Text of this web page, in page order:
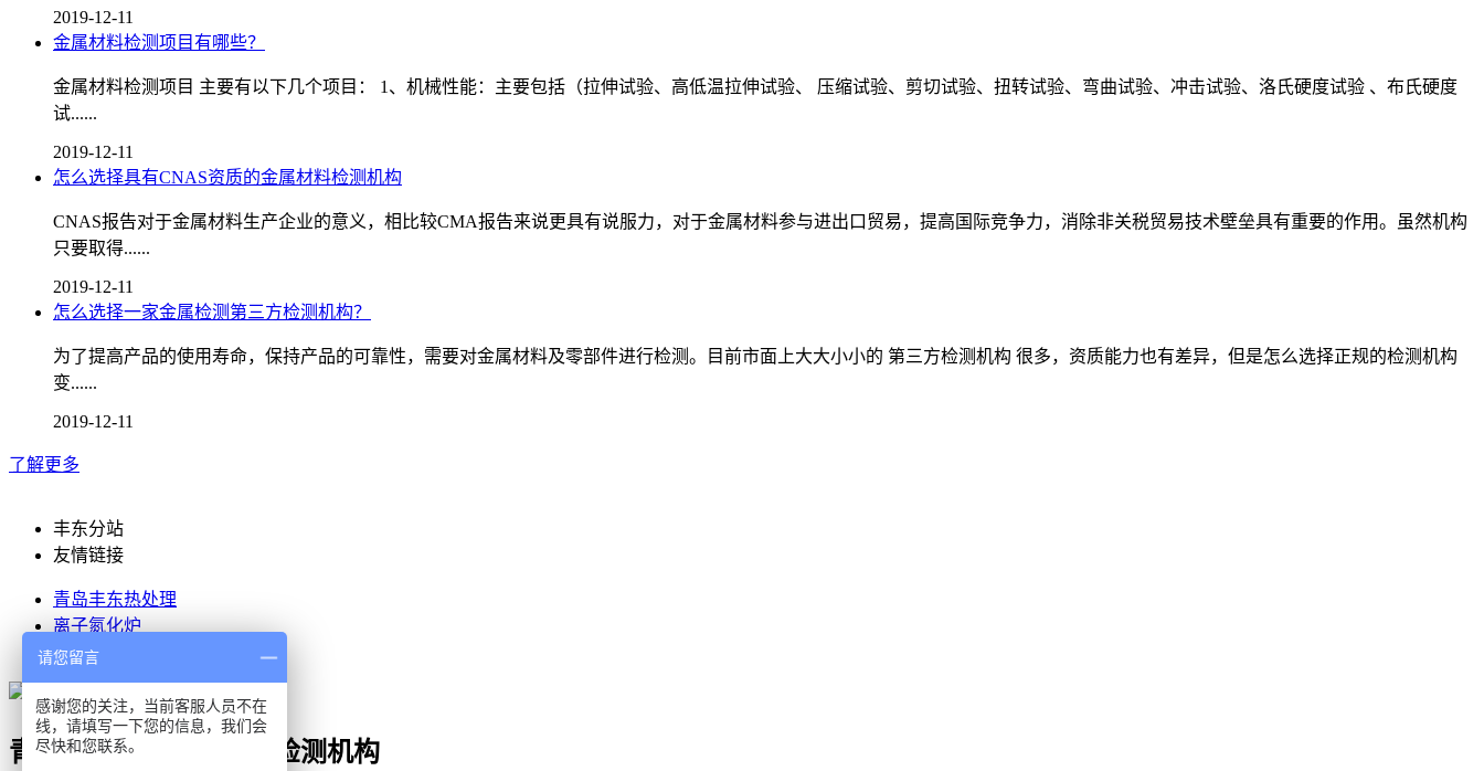
2019-12-11
金属材料检测项目有哪些？
金属材料检测项目 主要有以下几个项目： 1、机械性能：主要包括（拉伸试验、高低温拉伸试验、 压缩试验、剪切试验、扭转试验、弯曲试验、冲击试验、洛氏硬度试验 、布氏硬度
试......
2019-12-11
怎么选择具有CNAS资质的金属材料检测机构
CNAS报告对于金属材料生产企业的意义，相比较CMA报告来说更具有说服力，对于金属材料参与进出口贸易，提高国际竞争力，消除非关税贸易技术壁垒具有重要的作用。虽然机构
只要取得......
2019-12-11
怎么选择一家金属检测第三方检测机构？
为了提高产品的使用寿命，保持产品的可靠性，需要对金属材料及零部件进行检测。目前市面上大大小小的 第三方检测机构 很多，资质能力也有差异，但是怎么选择正规的检测机构
变......
2019-12-11
了解更多
丰东分站
友情链接
青岛丰东热处理
离子氮化炉
潍坊丰东热处理
青岛丰东热处理第三方检测机构
请您留言
感谢您的关注，当前客服人员不在
线，请填写一下您的信息，我们会
尽快和您联系。